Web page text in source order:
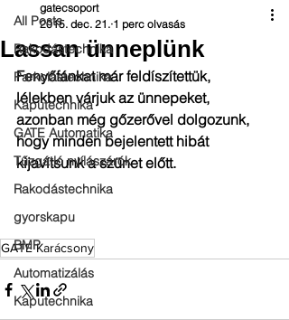
All Posts
Rakodástechnika
Parkolástechnika
Kaputechnika
GATE Automatika
Tűzgátló nyílászárók
Rakodástechnika
gyorskapu
BMP
Automatizálás
Kaputechnika
Lassan ünneplünk
gatecsoport
2015. dec. 21. 1 perc olvasás
Fenyőfánkat már feldíszítettük,
lélekben várjuk az ünnepeket,
azonban még gőzerővel dolgozunk,
hogy minden bejelentett hibát
kijavítsunk a szünet előtt.
GATE Karácsony